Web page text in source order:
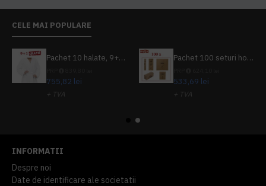
CELE MAI POPULARE
Pachet 10 halate, 9+1 gratuit
755,82 lei
+ TVA
Pachet 100 seturi hoteliere, set dentar, set barbierit, casca de dus, pila unghii, set cusut
533,69 lei
+ TVA
INFORMATII
Despre noi
Date de identificare ale societatii